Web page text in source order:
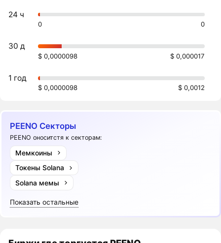
24 ч
0 0
30 д
$ 0,0000098 $ 0,000017
1 год
$ 0,0000098 $ 0,0012
PEENO Секторы
PEENO оноситстя к секторам:
Мемкоины
Токены Solana
Solana мемы
Показать остальные